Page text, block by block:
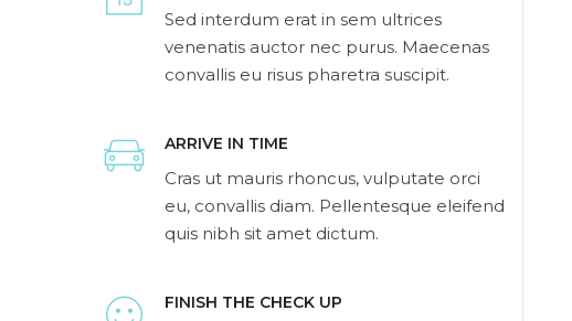
Sed interdum erat in sem ultrices
venenatis auctor nec purus. Maecenas
convallis eu risus pharetra suscipit.
ARRIVE IN TIME
Cras ut mauris rhoncus, vulputate orci
eu, convallis diam. Pellentesque eleifend
quis nibh sit amet dictum.
FINISH THE CHECK UP